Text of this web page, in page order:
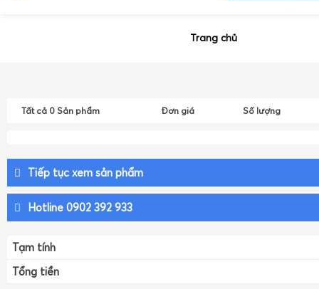
Trang chủ
Tất cả 0 Sản phẩm Đơn giá Số lượng
Tiếp tục xem sản phẩm
Hotline 0902 392 933
Tạm tính
Tổng tiền